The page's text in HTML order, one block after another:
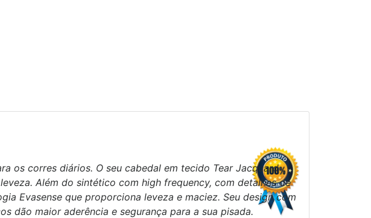
os corres diários. O seu cabedal em tecido Tear Jacquard
Além do sintético com high frequency, com detalhes de
Evasense que proporciona leveza e maciez. Seu design com
dão maior aderência e segurança para a sua pisada.